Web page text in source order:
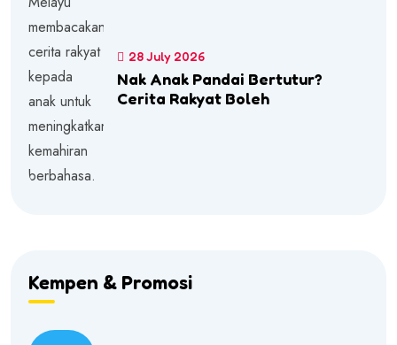
28 July 2026
Nak Anak Pandai Bertutur?
Cerita Rakyat Boleh
Kempen & Promosi